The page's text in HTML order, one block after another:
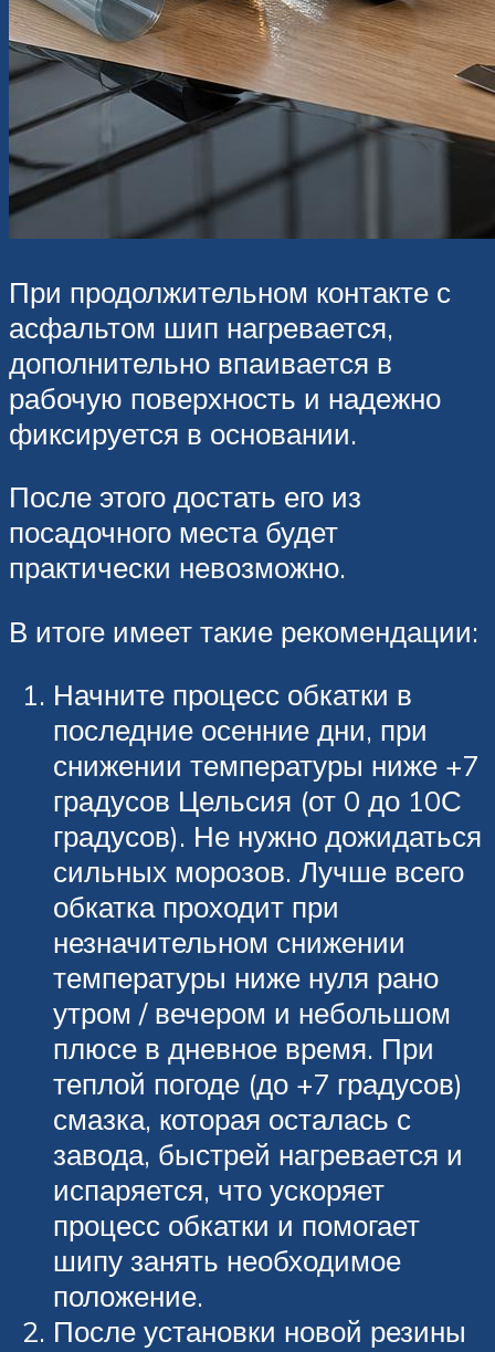
При продолжительном контакте с
асфальтом шип нагревается,
дополнительно впаивается в
рабочую поверхность и надежно
фиксируется в основании.
После этого достать его из
посадочного места будет
практически невозможно.
В итоге имеет такие рекомендации:
Начните процесс обкатки в
последние осенние дни, при
снижении температуры ниже +7
градусов Цельсия (от 0 до 10С
градусов). Не нужно дожидаться
сильных морозов. Лучше всего
обкатка проходит при
незначительном снижении
температуры ниже нуля рано
утром / вечером и небольшом
плюсе в дневное время. При
теплой погоде (до +7 градусов)
смазка, которая осталась с
завода, быстрей нагревается и
испаряется, что ускоряет
процесс обкатки и помогает
шипу занять необходимое
положение.
После установки новой резины